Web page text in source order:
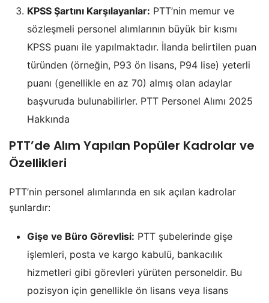
KPSS Şartını Karşılayanlar: PTT’nin memur ve
sözleşmeli personel alımlarının büyük bir kısmı
KPSS puanı ile yapılmaktadır. İlanda belirtilen puan
türünden (örneğin, P93 ön lisans, P94 lise) yeterli
puanı (genellikle en az 70) almış olan adaylar
başvuruda bulunabilirler. PTT Personel Alımı 2025
Hakkında
PTT’de Alım Yapılan Popüler Kadrolar ve
Özellikleri
PTT’nin personel alımlarında en sık açılan kadrolar
şunlardır:
Gişe ve Büro Görevlisi: PTT şubelerinde gişe
işlemleri, posta ve kargo kabulü, bankacılık
hizmetleri gibi görevleri yürüten personeldir. Bu
pozisyon için genellikle ön lisans veya lisans